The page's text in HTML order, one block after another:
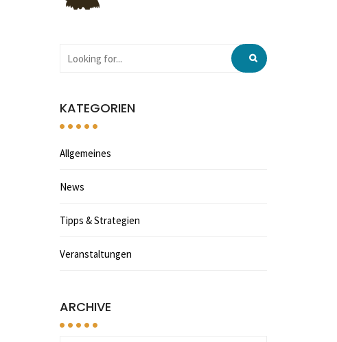
KATEGORIEN
Allgemeines
News
Tipps & Strategien
Veranstaltungen
ARCHIVE